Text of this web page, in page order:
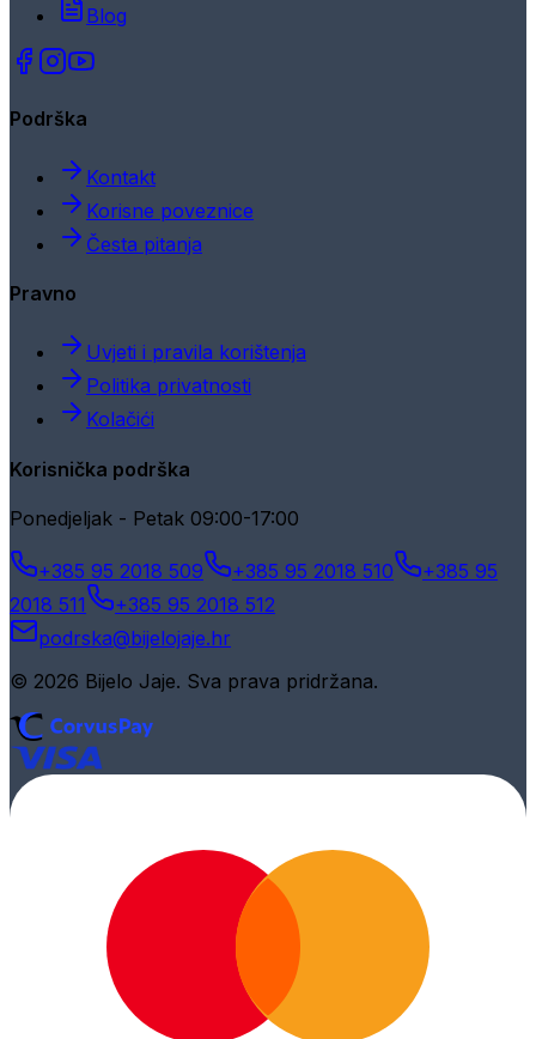
Blog
Podrška
Kontakt
Korisne poveznice
Česta pitanja
Pravno
Uvjeti i pravila korištenja
Politika privatnosti
Kolačići
Korisnička podrška
Ponedjeljak - Petak 09:00-17:00
+385 95 2018 509 +385 95 2018 510
+385 95
2018 511
+385 95 2018 512
podrska@bijelojaje.hr
© 2026 Bijelo Jaje. Sva prava pridržana.